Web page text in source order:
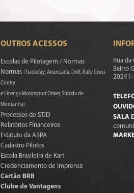
OUTROS ACESSOS
Escolas de Pilotagem / Normas
Normas(Trackday, Arrancada, Drift, Rally Cross
Contry
e Licença Motorsport Driver, Subida de
Montanha)
Processos do STJD
Relatórios Financeiros
Estatuto da ABPA
Cadastro Pilotos
Escola Brasileira de Kart
Credenciamento de Imprensa
Cartão BRB
Clube de Vantagens
Rua
Bairro
SALA